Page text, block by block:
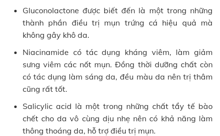
Gluconolactone được biết đến là một trong những
thành phần điều trị mụn trứng cá hiệu quả mà
không gây khô da.
Niacinamide có tác dụng kháng viêm, làm giảm
sưng viêm các nốt mụn. Đồng thời dưỡng chất còn
có tác dụng làm sáng da, đều màu da nên trị thâm
cũng rất tốt.
Salicylic acid là một trong những chất tẩy tế bào
chết cho da vô cùng dịu nhẹ nên có khả năng làm
thông thoáng da, hỗ trợ điều trị mụn.